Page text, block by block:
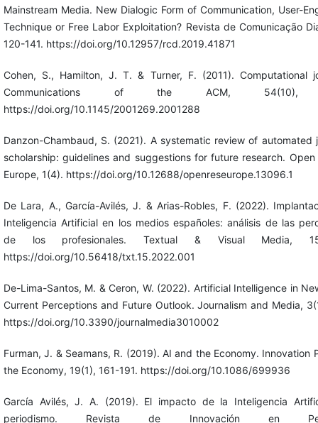
Mainstream Media. New Dialogic Form of Communication, User-
Technique or Free Labor Exploitation? Revista de Comunicação
120-141. https://doi.org/10.12957/rcd.2019.41871
Cohen, S., Hamilton, J. T. & Turner, F. (2011). Computational
Communications of the ACM, 54(10),
https://doi.org/10.1145/2001269.2001288
Danzon-Chambaud, S. (2021). A systematic review of automated
scholarship: guidelines and suggestions for future research. Open
Europe, 1(4). https://doi.org/10.12688/openreseurope.13096.1
De Lara, A., García-Avilés, J. & Arias-Robles, F. (2022).
Inteligencia Artificial en los medios españoles: análisis de las
de los profesionales. Textual & Visual Media,
https://doi.org/10.56418/txt.15.2022.001
De-Lima-Santos, M. & Ceron, W. (2022). Artificial Intelligence in
Current Perceptions and Future Outlook. Journalism and Media,
https://doi.org/10.3390/journalmedia3010002
Furman, J. & Seamans, R. (2019). AI and the Economy. Innovation
the Economy, 19(1), 161-191. https://doi.org/10.1086/699936
García Avilés, J. A. (2019). El impacto de la Inteligencia
periodismo. Revista de Innovación en